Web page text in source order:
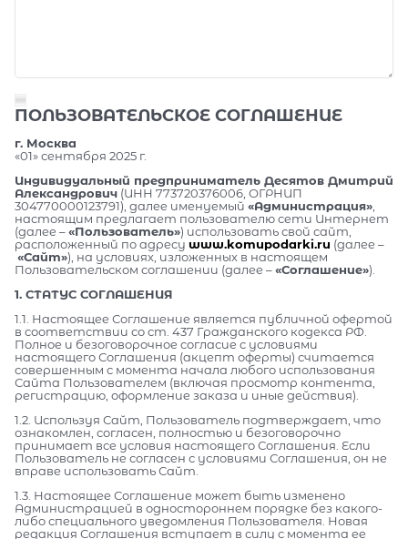
ПОЛЬЗОВАТЕЛЬСКОЕ СОГЛАШЕНИЕ
г. Москва
«01» сентября 2025 г.
Индивидуальный предприниматель Десятов Дмитрий
Александрович (ИНН 773720376006, ОГРНИП
304770000123791), далее именуемый «Администрация»
настоящим предлагает пользователю сети Интернет
(далее –«Пользователь») использовать свой сайт,
расположенный по адресу www.komupodarki.ru (далее –
«Сайт»), на условиях, изложенных в настоящем
Пользовательском соглашении (далее –«Соглашение»).
1. СТАТУС СОГЛАШЕНИЯ
1.1. Настоящее Соглашение является публичной офертой
в соответствии со ст. 437 Гражданского кодекса РФ.
Полное и безоговорочное согласие с условиями
настоящего Соглашения (акцепт оферты) считается
совершенным с момента начала любого использования
Сайта Пользователем (включая просмотр контента,
регистрацию, оформление заказа и иные действия).
1.2. Используя Сайт, Пользователь подтверждает, что
ознакомлен, согласен, полностью и безоговорочно
принимает все условия настоящего Соглашения. Если
Пользователь не согласен с условиями Соглашения, он не
вправе использовать Сайт.
1.3. Настоящее Соглашение может быть изменено
Администрацией в одностороннем порядке без какого-
либо специального уведомления Пользователя. Новая
редакция Соглашения вступает в силу с момента ее